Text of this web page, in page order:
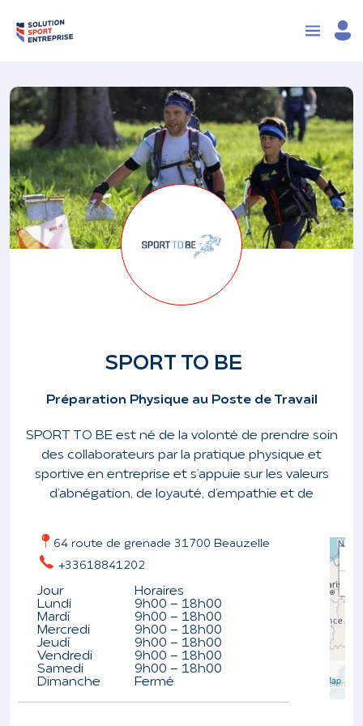
SPORT TO BE
Préparation Physique au Poste de Travail
SPORT TO BE est né de la volonté de prendre soin
des collaborateurs par la pratique physique et
sportive en entreprise et s’appuie sur les valeurs
d’abnégation, de loyauté, d’empathie et de
64 route de grenade 31700 Beauzelle
+33618841202
Jour
Horaires
Lundi
9h00 - 18h00
Mardi
9h00 - 18h00
Mercredi
9h00 - 18h00
Jeudi
9h00 - 18h00
Vendredi
9h00 - 18h00
Samedi
9h00 - 18h00
Dimanche
Fermé
OpenStreetMap